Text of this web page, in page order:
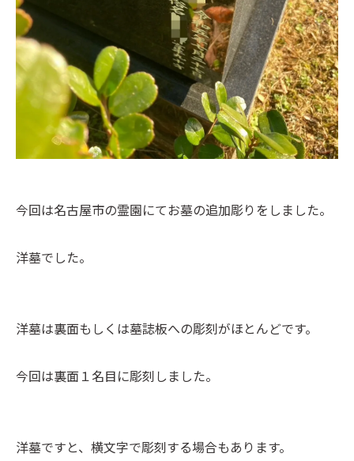
今回は名古屋市の霊園にてお墓の追加彫りをしました。
洋墓でした。
洋墓は裏面もしくは墓誌板への彫刻がほとんどです。
今回は裏面１名目に彫刻しました。
洋墓ですと、横文字で彫刻する場合もあります。